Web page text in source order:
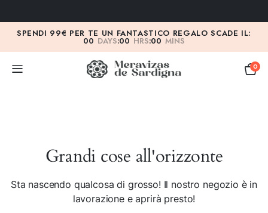
SPENDI 99€ PER TE UN FANTASTICO REGALO SCADE IL:
00 DAYS:00 HRS:00 MINS
0
Grandi cose all'orizzonte
Sta nascendo qualcosa di grosso! Il nostro negozio è in
lavorazione e aprirà presto!